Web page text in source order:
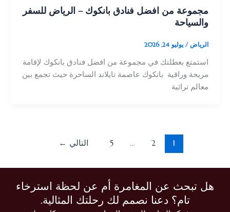
مجموعة من افضل فنادق بانكوك – الرياض للسفر
والسياحة
الرياض/ يوليو 24, 2026
استمتع بعطلتك في مجموعة من افضل فنادق بانكوك لإقامة
مريحة وراقية بانكوك عاصمة تايلاند الساحرة حيث تجمع بين
معالم تراثية
1
2
…
5 التالي ←
هل تبحث عن المغامرة أم عن لحظة استرخاء
تام؟ دعنا نصمم لك رحلتك المثالية.